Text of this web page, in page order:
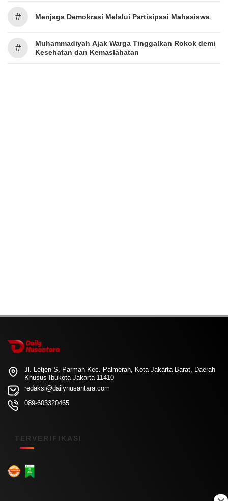
# Menjaga Demokrasi Melalui Partisipasi Mahasiswa
#
Muhammadiyah Ajak Warga Tinggalkan Rokok demi
Kesehatan dan Kemaslahatan
Jl. Letjen S. Parman Kec. Palmerah, Kota Jakarta Barat, Daerah
Khusus Ibukota Jakarta 11410
redaksi@dailynusantara.com
089-603320465
TERVERIFIKASI